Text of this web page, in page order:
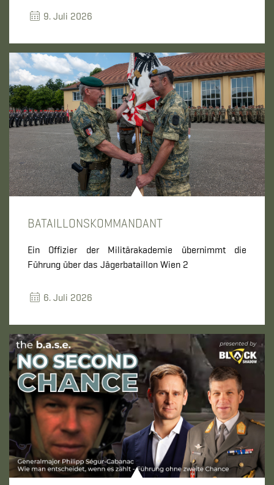
9. Juli 2026
BATAILLONSKOMMANDANT
Ein Offizier der Militärakademie übernimmt die
Führung über das Jägerbataillon Wien 2
6. Juli 2026